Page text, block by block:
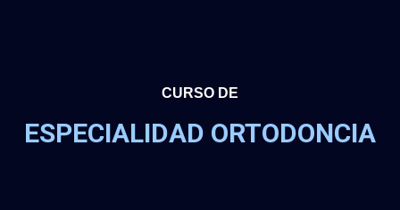
CURSO DE
ESPECIALIDAD ORTODONCIA